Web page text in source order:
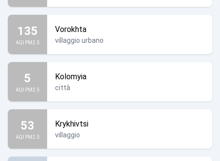
135
AQI PM2.5
Vorokhta
villaggio urbano
5
AQI PM2.5
Kolomyia
città
53
AQI PM2.5
Krykhivtsi
villaggio